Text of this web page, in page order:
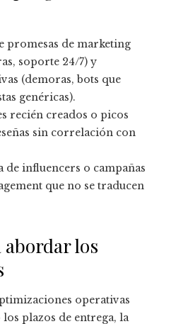
promesas de marketing
soporte 24/7) y
(demoras, bots que
genéricas).
recién creados o picos
sin correlación con
de influencers o campañas
que no se traducen
los
operativas
plazos de entrega, la